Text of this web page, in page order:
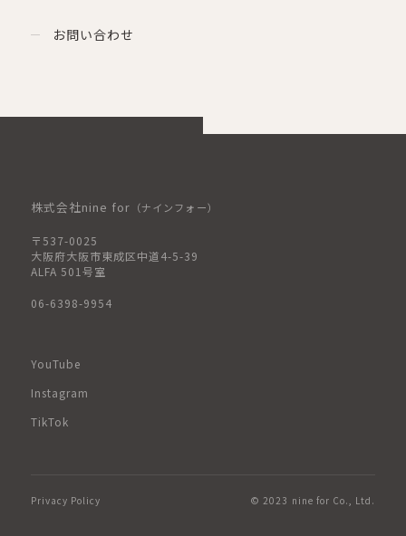
お問い合わせ
株式会社nine for （ナインフォー）
〒537-0025
大阪府大阪市東成区中道4-5-39
ALFA 501号室
06-6398-9954
YouTube
Instagram
TikTok
Privacy Policy © 2023 nine for Co., Ltd.